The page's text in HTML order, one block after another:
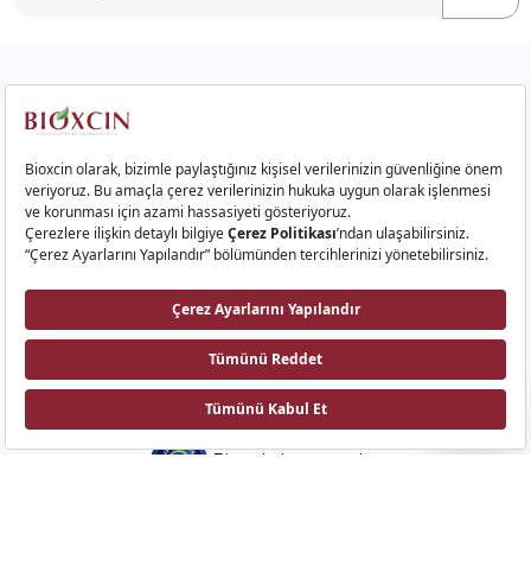
Kurumsal
Cilt Ürünleri
Gıda Takviyeleri
İletişim
Bioxcin AI
Biota Laboratuvarları